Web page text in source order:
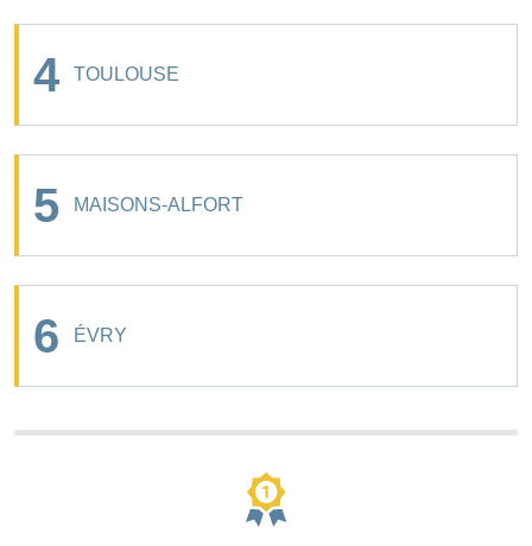
4 TOULOUSE
5 MAISONS-ALFORT
6 ÉVRY